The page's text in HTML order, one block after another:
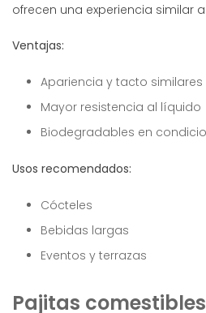
ofrecen una experiencia similar
Ventajas:
Apariencia y tacto
Mayor resistencia al líquido
Biodegradables en
Usos recomendados:
Cócteles
Bebidas largas
Eventos y terrazas
Pajitas comestibles